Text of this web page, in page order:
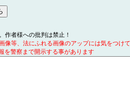
作者様への批判は禁止！
像等、法にふれる画像のアップには気をつけ
を警察まで開示する事があります